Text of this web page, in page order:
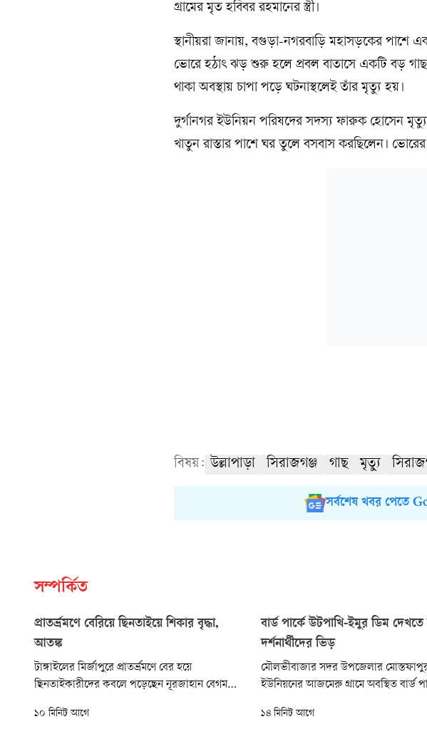
গ্রামের মৃত হবিবর রহমানের স্ত্রী।
স্থানীয়রা জানায়, বগুড়া-নগরবাড়ি মহাসড়কের পাশে
ভোরে হঠাৎ ঝড় শুরু হলে প্রবল বাতাসে একটি বড়
থাকা অবস্থায় চাপা পড়ে ঘটনাস্থলেই তাঁর মৃত্যু হয়।
দুর্গানগর ইউনিয়ন পরিষদের সদস্য ফারুক হোসেন
খাতুন রাস্তার পাশে ঘর তুলে বসবাস করছিলেন।
বিষয়: উল্লাপাড়া সিরাজগঞ্জ গাছ মৃত্যু
সর্বশেষ খবর পেতে
সম্পর্কিত
প্রাতর্ভ্রমণে বেরিয়ে ছিনতাইয়ে শিকার বৃদ্ধা,
আতঙ্ক
টাঙ্গাইলের মির্জাপুরে প্রাতর্ভ্রমণে বের হয়ে
ছিনতাইকারীদের কবলে পড়েছেন নূরজাহান বেগম
দুই হাত ধরে কানের আট আনা ওজনের দুটি স্বর্ণের
১০ মিনিট আগে
বার্ড পার্কে উটপাখি-ইমুর ডিম
দর্শনার্থীদের ভিড়
মৌলভীবাজার সদর উপজেলার
ইউনিয়নের আজমেরু গ্রামে অবস্থিত বার্ড
বিশাল আকৃতির এই দুই প্রজাতির পাখির
১৪ মিনিট আগে